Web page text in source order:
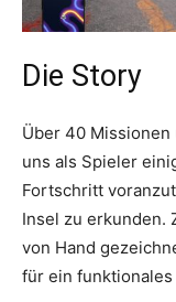
Die Story
Über 40
uns als Spieler
Fortschritt
Insel zu erkunden.
von Hand
für ein